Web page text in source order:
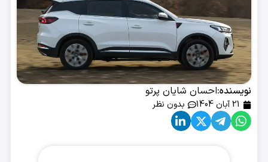
نویسنده:احسان شایان پرتو
21 آبان 1404 بدون نظر